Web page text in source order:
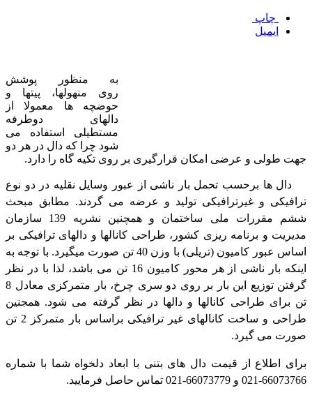
چاپ
ایمیل
به منظور پوشش
روی منهولها، پیتها و
حوضچه ها معمولا از
دالهای دوطرفه
مستطیلی استفاده می
شود چرا که دال در هر دو
جهت طولی و عرضی امکان قرارگیری بر روی تکیه گاه را دارد.
دال ها برحسب تحمل بار ناشی از عبور وسایل نقلیه در دو نوع
ترافیکی و غیرترافیکی تولید و عرضه می گردند. مطابق مبحث
ششم مقررات ملی ساختمان و همچنین نشریه 139 سازمان
مدیریت و برنامه ریزی کشور، طراحی کانالها و دالهای ترافیکی بر
اساس عبور کامیون (تریلی) با وزن 40 تن صورت میگیرد. با توجه به
اینکه بار ناشی از هر محور کامیون 16 تن می باشد، لذا با در نظر
گرفتن توزیع این بار بر روی دو سری چرخ، بار متمرکزی معادل 8
تن برای طراحی کانالها و دالها در نظر گرفته می شود. همجنین
طراحی و ساخت کانالهای غیر ترافیکی براساس بار متمرکز 2 تن
صورت می گیرد.
برای اطلاع از قیمت دال های بتنی با ابعاد دلخواه شما با شماره
66073766-021 و 66073779-021 تماس حاصل فرمایید.